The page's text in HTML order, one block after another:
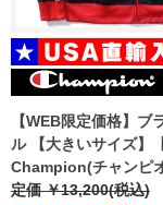
【WEB限定価格】ブ
ル 【大きいサイズ】
Champion(チャンピ
ックジャケット【USA
定価 ￥13,200(税込)